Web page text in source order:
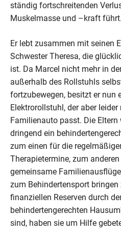
ständig fortschreitenden
Muskelmasse und –kraft führt.
Er lebt zusammen mit seinen
Schwester Theresa, die
ist. Da Marcel nicht mehr in
außerhalb des Rollstuhls
fortzubewegen, besitzt er nun
Elektrorollstuhl, der aber
Familienauto passt. Die
dringend ein
zum einen für die
Therapietermine, zum
gemeinsame
zum Behindertensport bringen
finanziellen Reserven durch
behindertengerechten
sind, haben sie um Hilfe